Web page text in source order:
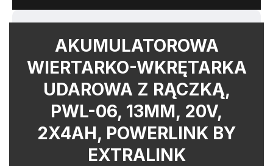
AKUMULATOROWA
WIERTARKO-WKRĘTARKA
UDAROWA Z RĄCZKĄ,
PWL-06, 13MM, 20V,
2X4AH, POWERLINK BY
EXTRALINK